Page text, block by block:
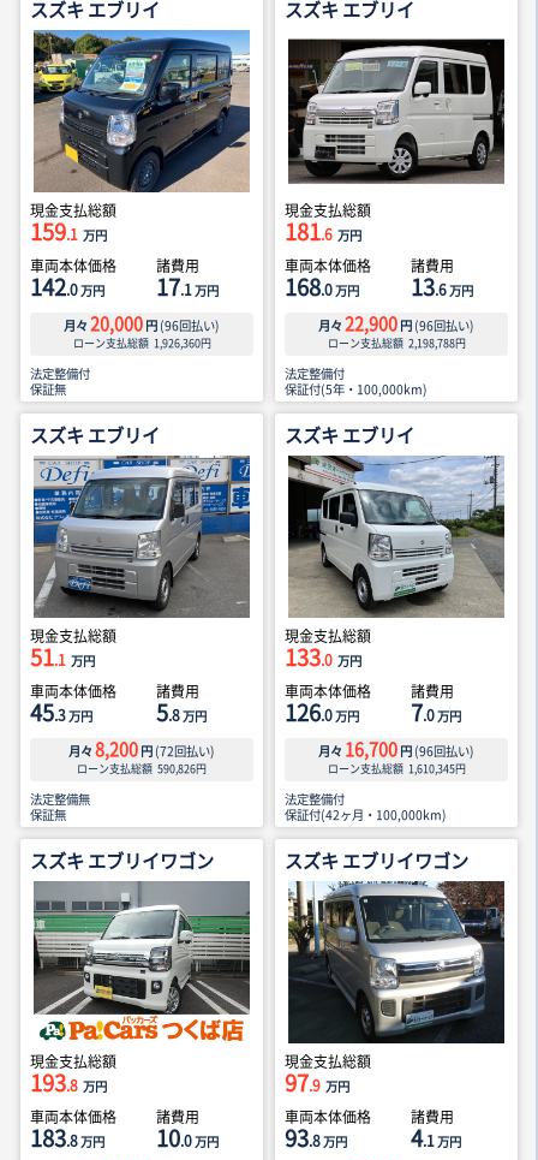
スズキ エブリイ
現金支払総額
159.1 万円
車両本体価格
142.0万円
諸費用
17.1万円
月々 20,000 円 (96回払い)
ローン支払総額 1,926,360円
法定整備付
保証無
スズキ エブリイ
現金支払総額
181.6 万円
車両本体価格
168.0万円
諸費用
13.6万円
月々 22,900 円 (96回払い)
ローン支払総額 2,198,788円
法定整備付
保証付(5年・100,000km)
スズキ エブリイ
現金支払総額
51.1 万円
車両本体価格
45.3万円
諸費用
5.8万円
月々 8,200 円 (72回払い)
ローン支払総額 590,826円
法定整備無
保証無
スズキ エブリイ
現金支払総額
133.0 万円
車両本体価格
126.0万円
諸費用
7.0万円
月々 16,700 円 (96回払い)
ローン支払総額 1,610,345円
法定整備付
保証付(42ヶ月・100,000km)
スズキ エブリイワゴン
現金支払総額
193.8 万円
車両本体価格
183.8万円
諸費用
10.0万円
スズキ エブリイワゴン
現金支払総額
97.9 万円
車両本体価格
93.8万円
諸費用
4.1万円